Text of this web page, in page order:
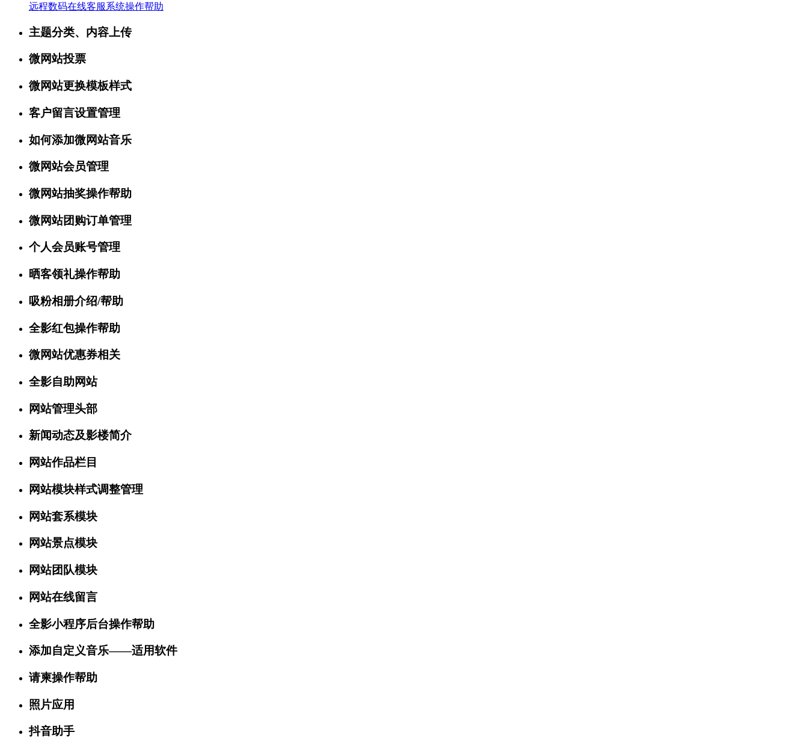
远程数码在线客服系统操作帮助
主题分类、内容上传
微网站投票
微网站更换模板样式
客户留言设置管理
如何添加微网站音乐
微网站会员管理
微网站抽奖操作帮助
微网站团购订单管理
个人会员账号管理
晒客领礼操作帮助
吸粉相册介绍/帮助
全影红包操作帮助
微网站优惠券相关
全影自助网站
网站管理头部
新闻动态及影楼简介
网站作品栏目
网站模块样式调整管理
网站套系模块
网站景点模块
网站团队模块
网站在线留言
全影小程序后台操作帮助
添加自定义音乐——适用软件
请柬操作帮助
照片应用
抖音助手